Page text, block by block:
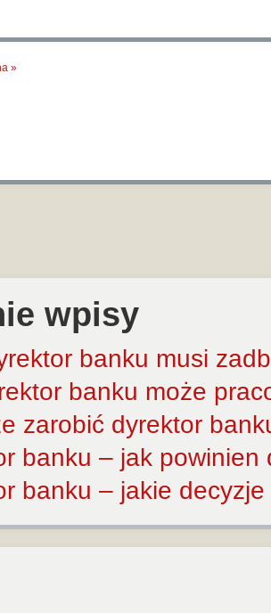
»
wpisy
banku musi
banku może
zarobić dyrektor
banku – jak
banku – jakie